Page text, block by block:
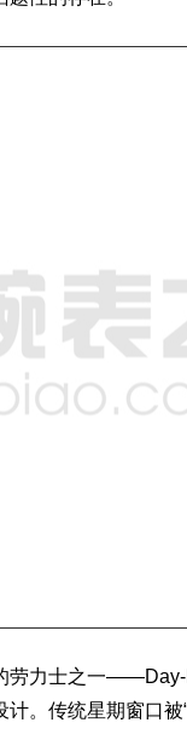
力士之一——Day-
。传统星期窗口被